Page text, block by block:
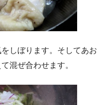
しぼります。そしてあお
混ぜ合わせます。